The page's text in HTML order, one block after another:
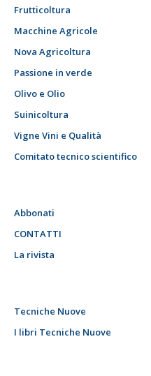
Frutticoltura
Macchine Agricole
Nova Agricoltura
Passione in verde
Olivo e Olio
Suinicoltura
Vigne Vini e Qualità
Comitato tecnico scientifico
Abbonati
CONTATTI
La rivista
Tecniche Nuove
I libri Tecniche Nuove